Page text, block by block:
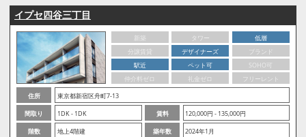
イプセ四谷三丁目
新築 タワー
低層
分譲賃貸
デザイナーズ
ブランド
駅近
ペット可
SOHO可
仲介料ゼロ
礼金ゼロ
フリーレント
住所
東京都新宿区舟町7-13
間取り
1DK - 1DK 賃料
120,000円 - 135,000円
階数
地上4階建 築年数 2024年1月